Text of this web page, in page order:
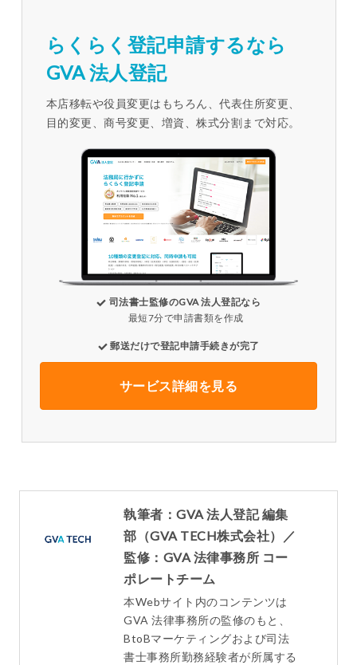
らくらく登記申請するなら
GVA 法人登記
本店移転や役員変更はもちろん、代表住所変更、
目的変更、商号変更、増資、株式分割まで対応。
司法書士監修のGVA 法人登記なら
最短7分で申請書類を作成
郵送だけで登記申請手続きが完了
サービス詳細を見る
執筆者：GVA 法人登記 編集
部（GVA TECH株式会社）／
監修：GVA 法律事務所 コー
ポレートチーム
本Webサイト内のコンテンツは
GVA 法律事務所の監修のもと、
BtoBマーケティングおよび司法
書士事務所勤務経験者が所属する